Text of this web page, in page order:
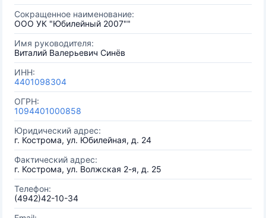
Сокращенное наименование:
ООО УК "Юбилейный 2007""
Имя руководителя:
Виталий Валерьевич Синёв
ИНН:
4401098304
ОГРН:
1094401000858
Юридический адрес:
г. Кострома, ул. Юбилейная, д. 24
Фактический адрес:
г. Кострома, ул. Волжская 2-я, д. 25
Телефон:
(4942)42-10-34